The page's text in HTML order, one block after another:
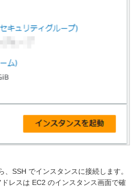
、SSH でインスタンスに接続します。
レスは EC2 のインスタンス画面で確